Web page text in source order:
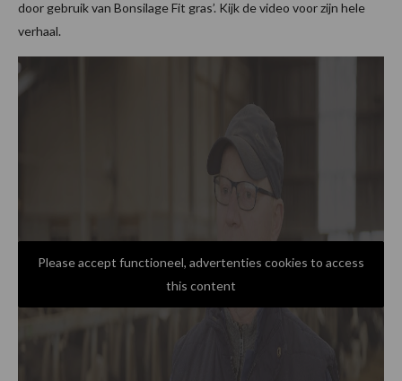
door gebruik van Bonsilage Fit gras’. Kijk de video voor zijn hele
verhaal.
Please accept functioneel, advertenties cookies to access
this content